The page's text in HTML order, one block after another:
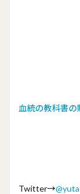
血統の教科書の
Twitter→